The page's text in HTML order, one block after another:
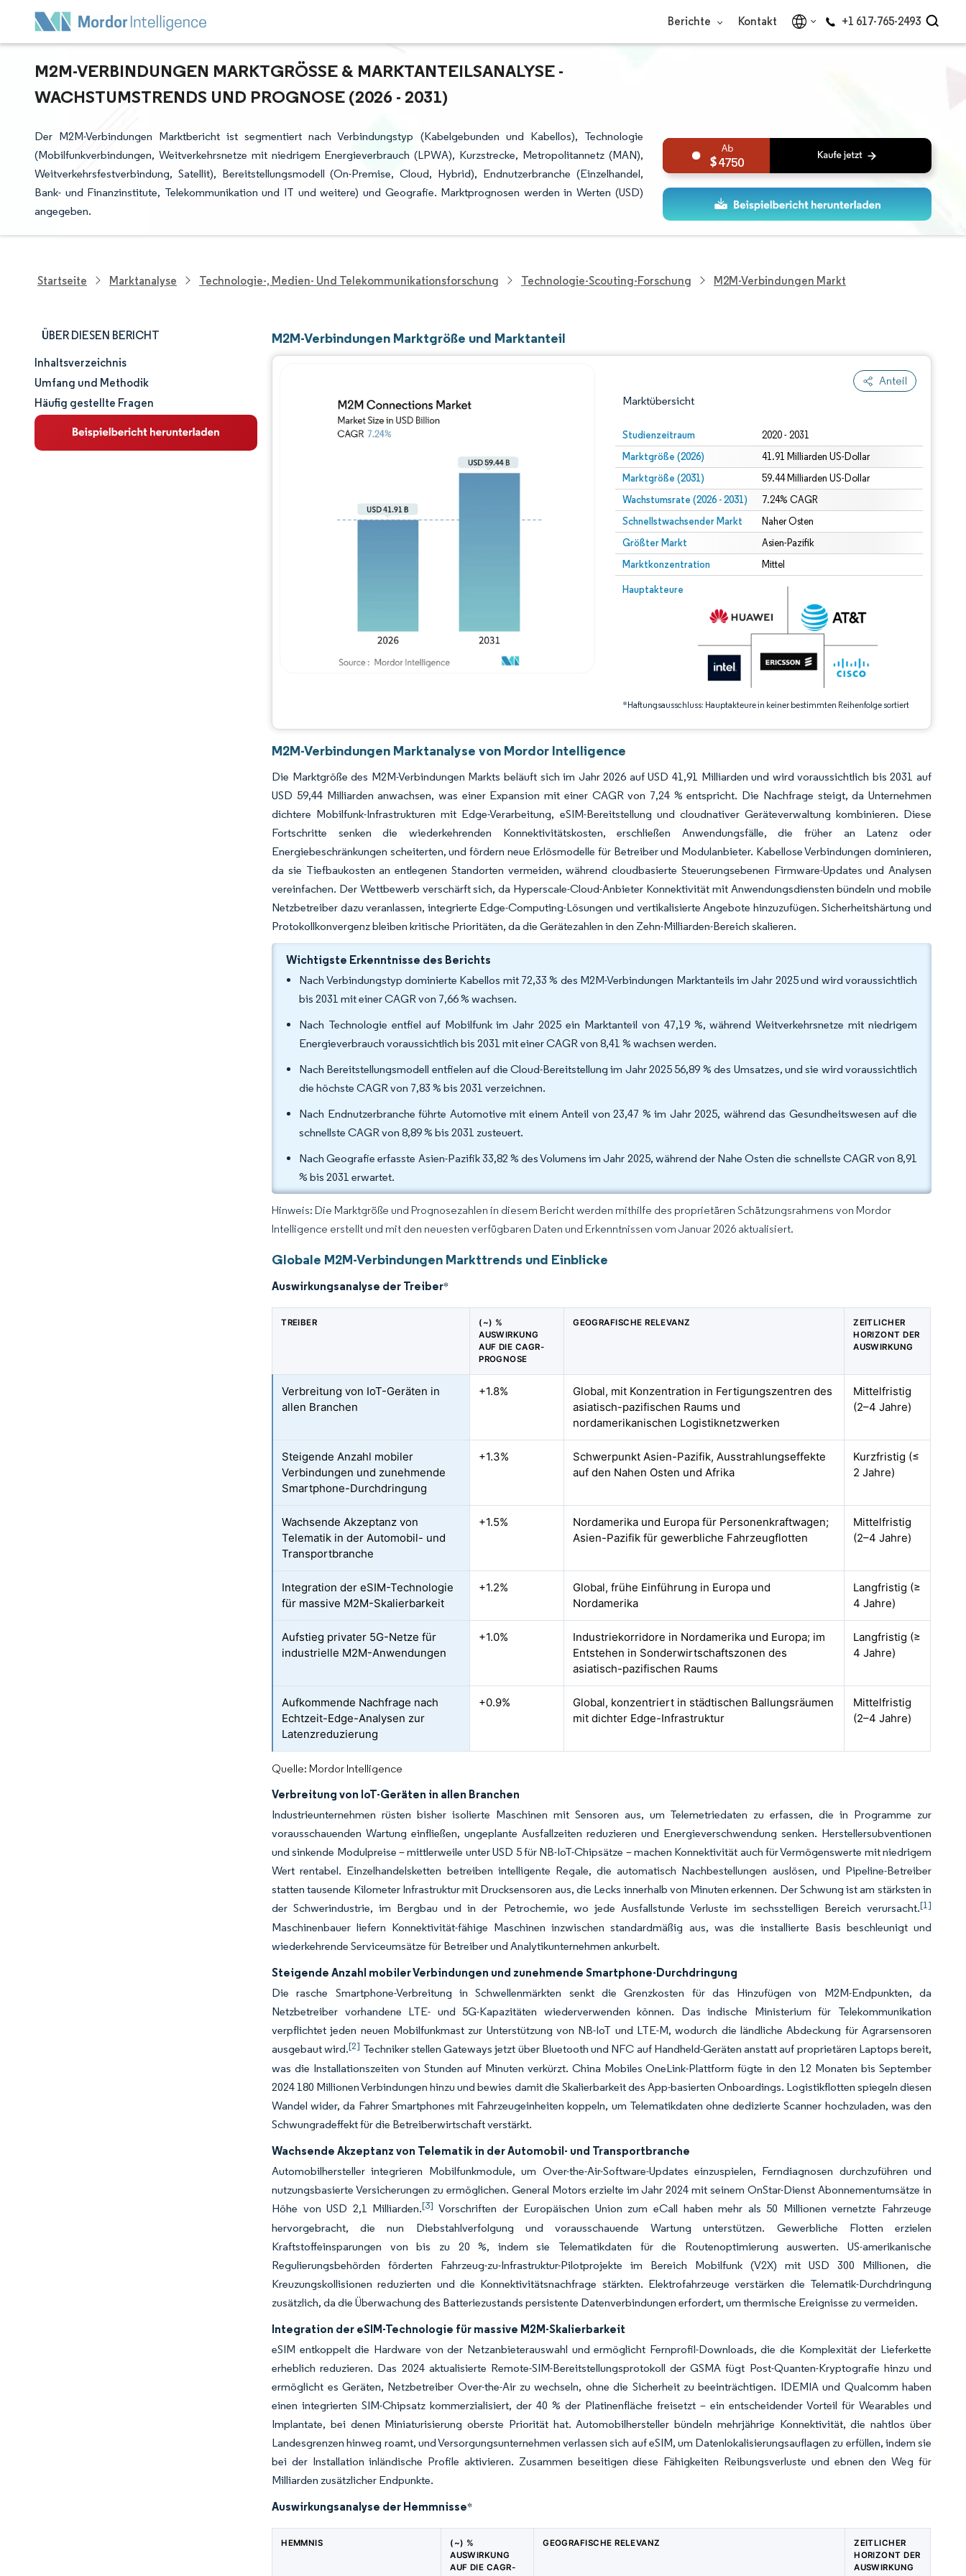
Berichte Kontakt +1 617-765-2493
M2M-VERBINDUNGEN MARKTGRÖSSE & MARKTANTEILSANALYSE - W
ACHSTUMSTRENDS UND PROGNOSE (2026 - 2031)
Der M2M-Verbindungen Marktbericht ist segmentiert nach Verbindungstyp (Kabelgebunden und Kabellos), Technologie
(Mobilfunkverbindungen, Weitverkehrsnetze mit niedrigem Energieverbrauch (LPWA), Kurzstrecke, Metropolitannetz (MAN),
Weitverkehrsfestverbindung, Satellit), Bereitstellungsmodell (On-Premise, Cloud, Hybrid), Endnutzerbranche (Einzelhandel,
Bank- und Finanzinstitute, Telekommunikation und IT und weitere) und Geografie. Marktprognosen werden in Werten (USD)
angegeben.
4750
Startseite Marktanalyse Technologie-, Medien- Und Telekommunikationsforschung Technologie-Scouting-Forschung M2M-Verbindungen Markt
ÜBER DIESEN BERICHT
Marktgröße und -anteil
Marktanalyse
Trends und Einblicke
Inhaltsverzeichnis
Umfang und Methodik
Häufig gestellte Fragen
M2M-Verbindungen Marktgröße und Marktanteil
Anteil
Marktübersicht
Studienzeitraum 2020 - 2031
Marktgröße (2026) 41.91 Milliarden US-Dollar
Marktgröße (2031) 59.44 Milliarden US-Dollar
Wachstumsrate (2026 - 2031) 7.24% CAGR
Schnellstwachsender Markt Naher Osten
Größter Markt Asien-Pazifik
Marktkonzentration Mittel
Hauptakteure
*Haftungsausschluss: Hauptakteure in keiner bestimmten Reihenfolge sortiert
Bild © Mordor Intelligence. Wiederverwendung erfordert Namensnennung gemäß CC BY 4.0.
Bild © Mordor Intelligence. Wiederverwendung erfordert Namensnennung gemäß CC BY 4.0.
M2M-Verbindungen Marktanalyse von Mordor Intelligence
Die Marktgröße des M2M-Verbindungen Markts beläuft sich im Jahr 2026 auf USD 41,91 Milliarden und wird voraussichtlich bis 2031 auf
USD 59,44 Milliarden anwachsen, was einer Expansion mit einer CAGR von 7,24 % entspricht. Die Nachfrage steigt, da Unternehmen
dichtere Mobilfunk-Infrastrukturen mit Edge-Verarbeitung, eSIM-Bereitstellung und cloudnativer Geräteverwaltung kombinieren. Diese
Fortschritte senken die wiederkehrenden Konnektivitätskosten, erschließen Anwendungsfälle, die früher an Latenz oder
Energiebeschränkungen scheiterten, und fördern neue Erlösmodelle für Betreiber und Modulanbieter. Kabellose Verbindungen dominieren,
da sie Tiefbaukosten an entlegenen Standorten vermeiden, während cloudbasierte Steuerungsebenen Firmware-Updates und Analysen
vereinfachen. Der Wettbewerb verschärft sich, da Hyperscale-Cloud-Anbieter Konnektivität mit Anwendungsdiensten bündeln und mobile
Netzbetreiber dazu veranlassen, integrierte Edge-Computing-Lösungen und vertikalisierte Angebote hinzuzufügen. Sicherheitshärtung und
Protokollkonvergenz bleiben kritische Prioritäten, da die Gerätezahlen in den Zehn-Milliarden-Bereich skalieren.
Wichtigste Erkenntnisse des Berichts
Nach Verbindungstyp dominierte Kabellos mit 72,33 % des M2M-Verbindungen Marktanteils im Jahr 2025 und wird voraussichtlich
bis 2031 mit einer CAGR von 7,66 % wachsen.
Nach Technologie entfiel auf Mobilfunk im Jahr 2025 ein Marktanteil von 47,19 %, während Weitverkehrsnetze mit niedrigem
Energieverbrauch voraussichtlich bis 2031 mit einer CAGR von 8,41 % wachsen werden.
Nach Bereitstellungsmodell entfielen auf die Cloud-Bereitstellung im Jahr 2025 56,89 % des Umsatzes, und sie wird voraussichtlich
die höchste CAGR von 7,83 % bis 2031 verzeichnen.
Nach Endnutzerbranche führte Automotive mit einem Anteil von 23,47 % im Jahr 2025, während das Gesundheitswesen auf die
schnellste CAGR von 8,89 % bis 2031 zusteuert.
Nach Geografie erfasste Asien-Pazifik 33,82 % des Volumens im Jahr 2025, während der Nahe Osten die schnellste CAGR von 8,91
% bis 2031 erwartet.
Hinweis: Die Marktgröße und Prognosezahlen in diesem Bericht werden mithilfe des proprietären Schätzungsrahmens von Mordor
Intelligence erstellt und mit den neuesten verfügbaren Daten und Erkenntnissen vom Januar 2026 aktualisiert.
Globale M2M-Verbindungen Markttrends und Einblicke
Auswirkungsanalyse der Treiber*
TREIBER
(~) %
AUSWIRKUNG
AUF DIE CAGR-
PROGNOSE
GEOGRAFISCHE RELEVANZ
ZEITLICHER
HORIZONT DER
AUSWIRKUNG
Verbreitung von IoT-Geräten in
allen Branchen
+1.8%
Global, mit Konzentration in Fertigungszentren des
asiatisch-pazifischen Raums und
nordamerikanischen Logistiknetzwerken
Mittelfristig
(2–4 Jahre)
Steigende Anzahl mobiler
Verbindungen und zunehmende
Smartphone-Durchdringung
+1.3%
Schwerpunkt Asien-Pazifik, Ausstrahlungseffekte
auf den Nahen Osten und Afrika
Kurzfristig (≤
2 Jahre)
Wachsende Akzeptanz von
Telematik in der Automobil- und
Transportbranche
+1.5%
Nordamerika und Europa für Personenkraftwagen;
Asien-Pazifik für gewerbliche Fahrzeugflotten
Mittelfristig
(2–4 Jahre)
Integration der eSIM-Technologie
für massive M2M-Skalierbarkeit
+1.2%
Global, frühe Einführung in Europa und
Nordamerika
Langfristig (≥
4 Jahre)
Aufstieg privater 5G-Netze für
industrielle M2M-Anwendungen
+1.0%
Industriekorridore in Nordamerika und Europa; im
Entstehen in Sonderwirtschaftszonen des
asiatisch-pazifischen Raums
Langfristig (≥
4 Jahre)
Aufkommende Nachfrage nach
Echtzeit-Edge-Analysen zur
Latenzreduzierung
+0.9%
Global, konzentriert in städtischen Ballungsräumen
mit dichter Edge-Infrastruktur
Mittelfristig
(2–4 Jahre)
Quelle: Mordor Intelligence
Verbreitung von IoT-Geräten in allen Branchen
Industrieunternehmen rüsten bisher isolierte Maschinen mit Sensoren aus, um Telemetriedaten zu erfassen, die in Programme zur
vorausschauenden Wartung einfließen, ungeplante Ausfallzeiten reduzieren und Energieverschwendung senken. Herstellersubventionen
und sinkende Modulpreise – mittlerweile unter USD 5 für NB-IoT-Chipsätze – machen Konnektivität auch für Vermögenswerte mit niedrigem
Wert rentabel. Einzelhandelsketten betreiben intelligente Regale, die automatisch Nachbestellungen auslösen, und Pipeline-Betreiber
statten tausende Kilometer Infrastruktur mit Drucksensoren aus, die Lecks innerhalb von Minuten erkennen. Der Schwung ist am stärksten in
der Schwerindustrie, im Bergbau und in der Petrochemie, wo jede Ausfallstunde Verluste im sechsstelligen Bereich verursacht.[1]
Maschinenbauer liefern Konnektivität-fähige Maschinen inzwischen standardmäßig aus, was die installierte Basis beschleunigt und
wiederkehrende Serviceumsätze für Betreiber und Analytikunternehmen ankurbelt.
Steigende Anzahl mobiler Verbindungen und zunehmende Smartphone-Durchdringung
Die rasche Smartphone-Verbreitung in Schwellenmärkten senkt die Grenzkosten für das Hinzufügen von M2M-Endpunkten, da
Netzbetreiber vorhandene LTE- und 5G-Kapazitäten wiederverwenden können. Das indische Ministerium für Telekommunikation
verpflichtet jeden neuen Mobilfunkmast zur Unterstützung von NB-IoT und LTE-M, wodurch die ländliche Abdeckung für Agrarsensoren
ausgebaut wird.[2] Techniker stellen Gateways jetzt über Bluetooth und NFC auf Handheld-Geräten anstatt auf proprietären Laptops bereit,
was die Installationszeiten von Stunden auf Minuten verkürzt. China Mobiles OneLink-Plattform fügte in den 12 Monaten bis September
2024 180 Millionen Verbindungen hinzu und bewies damit die Skalierbarkeit des App-basierten Onboardings. Logistikflotten spiegeln diesen
Wandel wider, da Fahrer Smartphones mit Fahrzeugeinheiten koppeln, um Telematikdaten ohne dedizierte Scanner hochzuladen, was den
Schwungradeffekt für die Betreiberwirtschaft verstärkt.
Wachsende Akzeptanz von Telematik in der Automobil- und Transportbranche
Automobilhersteller integrieren Mobilfunkmodule, um Over-the-Air-Software-Updates einzuspielen, Ferndiagnosen durchzuführen und
nutzungsbasierte Versicherungen zu ermöglichen. General Motors erzielte im Jahr 2024 mit seinem OnStar-Dienst Abonnementumsätze in
Höhe von USD 2,1 Milliarden.[3] Vorschriften der Europäischen Union zum eCall haben mehr als 50 Millionen vernetzte Fahrzeuge
hervorgebracht, die nun Diebstahlverfolgung und vorausschauende Wartung unterstützen. Gewerbliche Flotten erzielen
Kraftstoffeinsparungen von bis zu 20 %, indem sie Telematikdaten für die Routenoptimierung auswerten. US-amerikanische
Regulierungsbehörden förderten Fahrzeug-zu-Infrastruktur-Pilotprojekte im Bereich Mobilfunk (V2X) mit USD 300 Millionen, die
Kreuzungskollisionen reduzierten und die Konnektivitätsnachfrage stärkten. Elektrofahrzeuge verstärken die Telematik-Durchdringung
zusätzlich, da die Überwachung des Batteriezustands persistente Datenverbindungen erfordert, um thermische Ereignisse zu vermeiden.
Integration der eSIM-Technologie für massive M2M-Skalierbarkeit
eSIM entkoppelt die Hardware von der Netzanbieterauswahl und ermöglicht Fernprofil-Downloads, die die Komplexität der Lieferkette
erheblich reduzieren. Das 2024 aktualisierte Remote-SIM-Bereitstellungsprotokoll der GSMA fügt Post-Quanten-Kryptografie hinzu und
ermöglicht es Geräten, Netzbetreiber Over-the-Air zu wechseln, ohne die Sicherheit zu beeinträchtigen. IDEMIA und Qualcomm haben
einen integrierten SIM-Chipsatz kommerzialisiert, der 40 % der Platinenfläche freisetzt – ein entscheidender Vorteil für Wearables und
Implantate, bei denen Miniaturisierung oberste Priorität hat. Automobilhersteller bündeln mehrjährige Konnektivität, die nahtlos über
Landesgrenzen hinweg roamt, und Versorgungsunternehmen verlassen sich auf eSIM, um Datenlokalisierungsauflagen zu erfüllen, indem sie
bei der Installation inländische Profile aktivieren. Zusammen beseitigen diese Fähigkeiten Reibungsverluste und ebnen den Weg für
Milliarden zusätzlicher Endpunkte.
Auswirkungsanalyse der Hemmnisse*
HEMMNIS
(~) %
AUSWIRKUNG
AUF DIE CAGR-
GEOGRAFISCHE RELEVANZ
ZEITLICHER
HORIZONT DER
AUSWIRKUNG